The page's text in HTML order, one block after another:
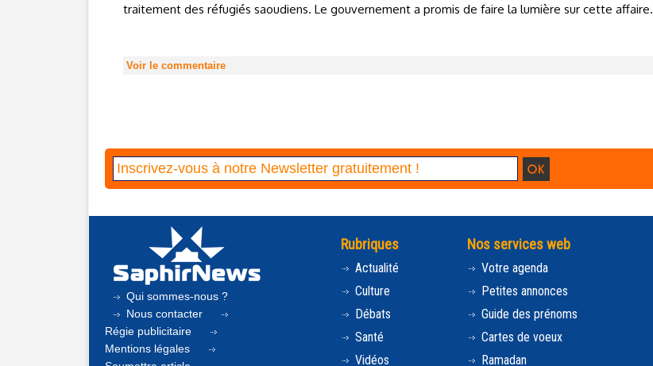
traitement des réfugiés saoudiens. Le gouvernement a promis de faire la lumière sur cette affaire.
Voir le commentaire
Qui sommes-nous ?
Nous contacter
Régie publicitaire
Mentions légales
Rubriques
Actualité
Culture
Débats
Santé
Vidéos
Nos services web
Votre agenda
Petites annonces
Guide des prénoms
Cartes de voeux
Ramadan